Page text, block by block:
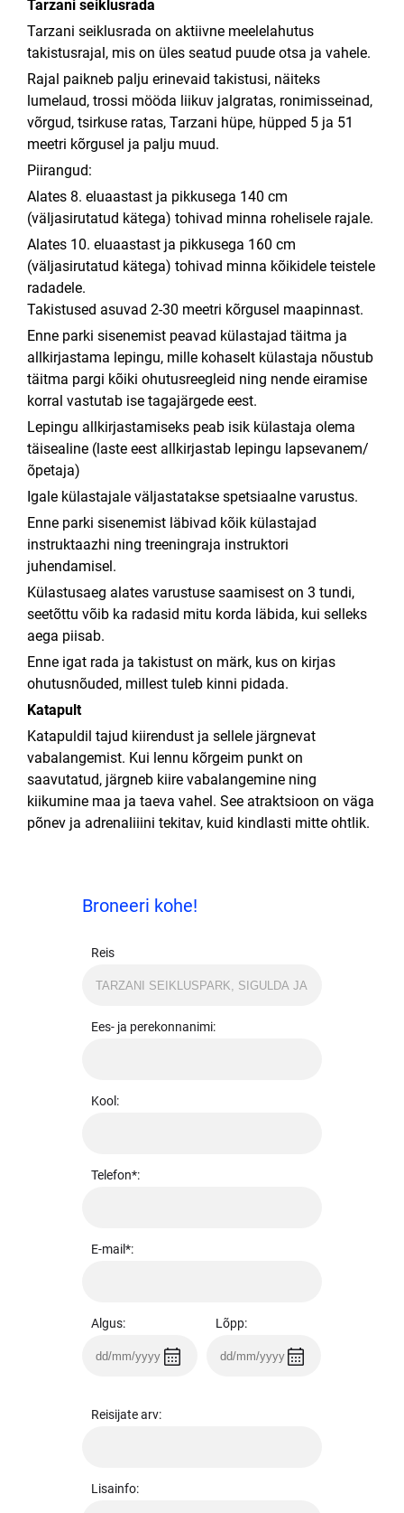
Tarzani seiklusrada
Tarzani seiklusrada on aktiivne meelelahutus
takistusrajal, mis on üles seatud puude otsa ja vahele.
Rajal paikneb palju erinevaid takistusi, näiteks
lumelaud, trossi mööda liikuv jalgratas, ronimisseinad,
võrgud, tsirkuse ratas, Tarzani hüpe, hüpped 5 ja 51
meetri kõrgusel ja palju muud.
Piirangud:
Alates 8. eluaastast ja pikkusega 140 cm
(väljasirutatud kätega) tohivad minna rohelisele rajale.
Alates 10. eluaastast ja pikkusega 160 cm
(väljasirutatud kätega) tohivad minna kõikidele teistele
radadele.
Takistused asuvad 2-30 meetri kõrgusel maapinnast.
Enne parki sisenemist peavad külastajad täitma ja
allkirjastama lepingu, mille kohaselt külastaja nõustub
täitma pargi kõiki ohutusreegleid ning nende eiramise
korral vastutab ise tagajärgede eest.
Lepingu allkirjastamiseks peab isik külastaja olema
täisealine (laste eest allkirjastab lepingu lapsevanem/
õpetaja)
Igale külastajale väljastatakse spetsiaalne varustus.
Enne parki sisenemist läbivad kõik külastajad
instruktaazhi ning treeningraja instruktori
juhendamisel.
Külastusaeg alates varustuse saamisest on 3 tundi,
seetõttu võib ka radasid mitu korda läbida, kui selleks
aega piisab.
Enne igat rada ja takistust on märk, kus on kirjas
ohutusnõuded, millest tuleb kinni pidada.
Katapult
Katapuldil tajud kiirendust ja sellele järgnevat
vabalangemist. Kui lennu kõrgeim punkt on
saavutatud, järgneb kiire vabalangemine ning
kiikumine maa ja taeva vahel. See atraktsioon on väga
põnev ja adrenaliiini tekitav, kuid kindlasti mitte ohtlik.
Broneeri kohe!
Reis
Ees- ja perekonnanimi:
Kool:
Telefon*:
E-mail*:
Algus: Lõpp:
Reisijate arv:
Lisainfo: